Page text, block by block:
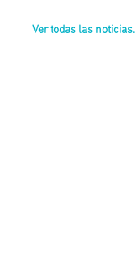
Ver todas las